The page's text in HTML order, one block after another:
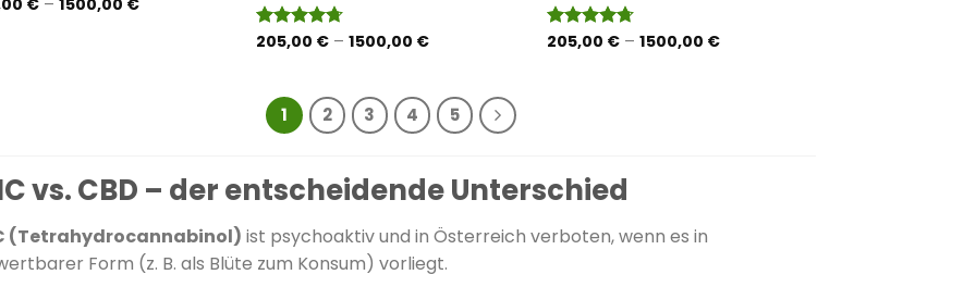
Bewertet
205,00 € –1500,00 €Preisspanne:
Bewertet
205,00 € –1500,00 €Preisspanne:
1 2 3 4 5
vs. CBD – der entscheidende Unterschied
(Tetrahydrocannabinol) ist psychoaktiv und in Österreich verboten, wenn es in
Form (z. B. als Blüte zum Konsum) vorliegt.